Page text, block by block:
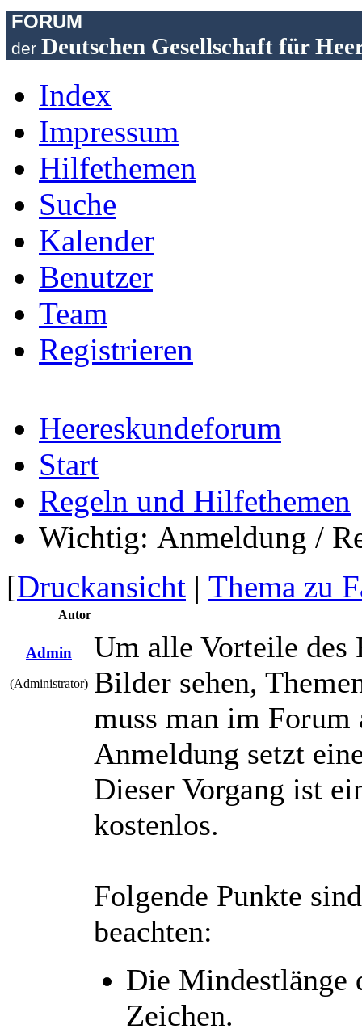
FORUM
der Deutschen Gesellschaft für
Index
Impressum
Hilfethemen
Suche
Kalender
Benutzer
Team
Registrieren
Heereskundeforum
Start
Regeln und Hilfethemen
Wichtig: Anmeldung /
[Druckansicht | Thema zu
Autor
Admin
(Administrator)
Um alle Vorteile des
Bilder sehen,
muss man im
Anmeldung setzt
Dieser Vorgang ist
kostenlos.
Folgende Punkte
beachten:
Die Mindestlänge
Zeichen.